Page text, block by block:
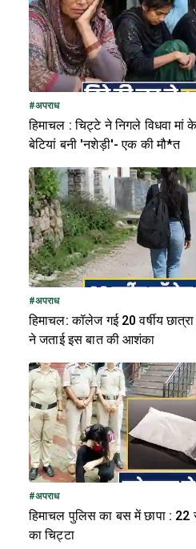
#अपराध
हिमाचल : चिट्टे ने निगले विधवा
बेटियां बनी 'नशेड़ी'- एक की मौ*त
#अपराध
हिमाचल: कॉलेज गई 20 वर्षीय
ने जताई इस बात की आशंका
#अपराध
हिमाचल पुलिस का बस में छापा : 22
का चिट्टा